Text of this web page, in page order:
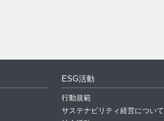
ESG活動
行動規範
サステナビリティ経営について